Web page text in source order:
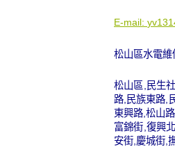
E-mail:
松山區水電
松山區,民生
路,民族東路,
東興路,松山
富錦街,復興
安街,慶城街,